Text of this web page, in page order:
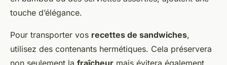
touche d’élégance.
Pour transporter vos recettes de sandwiches,
utilisez des contenants hermétiques. Cela préservera
non seulement la fraîcheur mais évitera également